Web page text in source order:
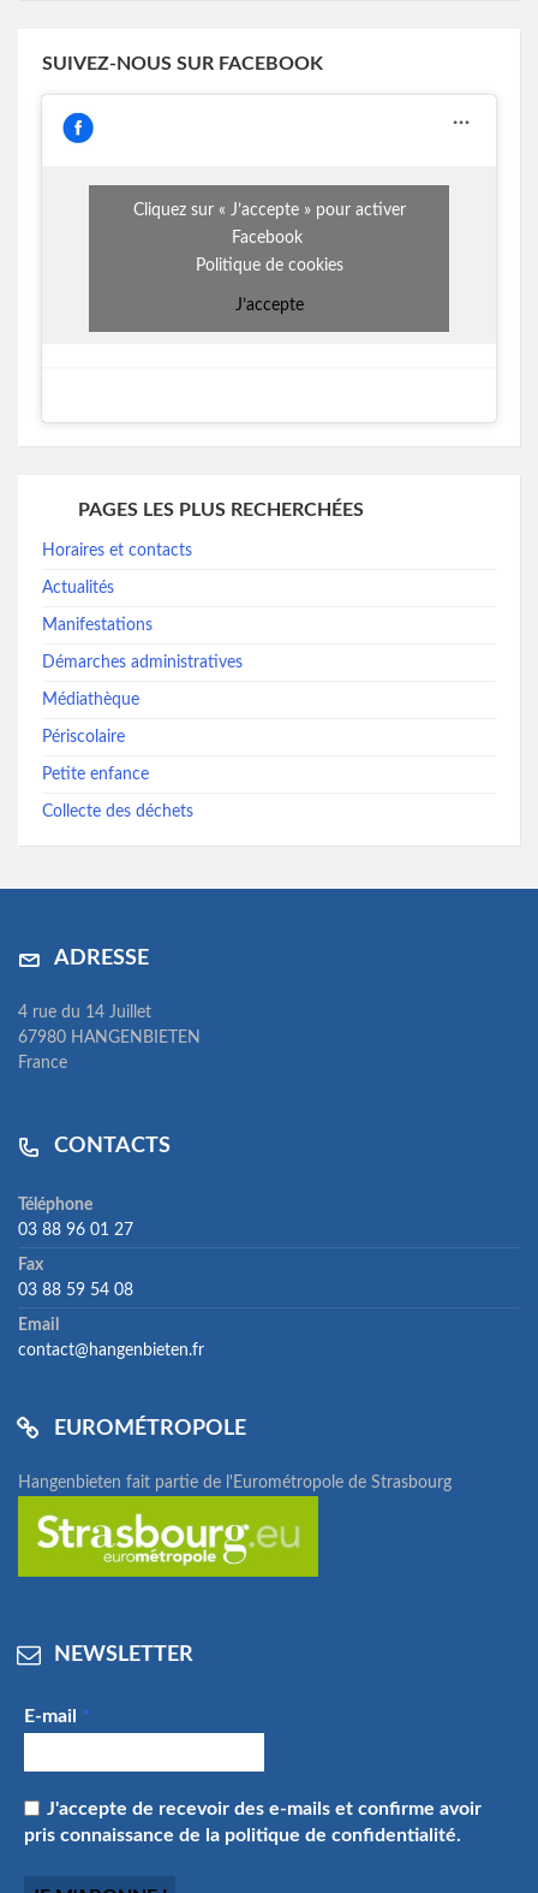
SUIVEZ-NOUS SUR FACEBOOK
Cliquez sur « J’accepte » pour activer
Facebook
Politique de cookies
J’accepte
PAGES LES PLUS RECHERCHÉES
Horaires et contacts
Actualités
Manifestations
Démarches administratives
Médiathèque
Périscolaire
Petite enfance
Collecte des déchets
ADRESSE
4 rue du 14 Juillet
67980 HANGENBIETEN
France
CONTACTS
Téléphone
03 88 96 01 27
Fax
03 88 59 54 08
Email
contact@hangenbieten.fr
EUROMÉTROPOLE
Hangenbieten fait partie de l'Eurométropole de Strasbourg
NEWSLETTER
E-mail *
J'accepte de recevoir des e-mails et confirme avoir
pris connaissance de la politique de confidentialité.